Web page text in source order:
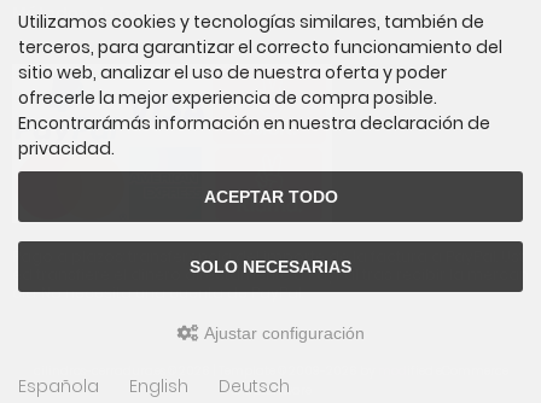
Métodos de pago
Pago a plazos: transferencia del importe de la factura a PayPal. Ust
ed transfiere el dinero directamente a PayPal tras recibir la mercan
cía. No necesita una cuenta de PayPal.
Shopsoftware
Utilizamos cookies y tecnologías similares, también de
terceros, para garantizar el correcto funcionamiento del
sitio web, analizar el uso de nuestra oferta y poder
ofrecerle la mejor experiencia de compra posible.
Encontrarámás información en nuestra declaración de
privacidad.
ACEPTAR TODO
SOLO NECESARIAS
Ajustar configuración
Española English
Deutsch